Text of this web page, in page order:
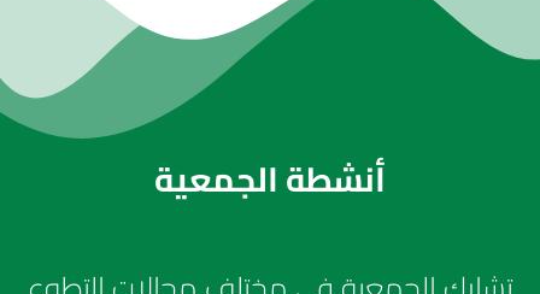
أنشطة الجمعية